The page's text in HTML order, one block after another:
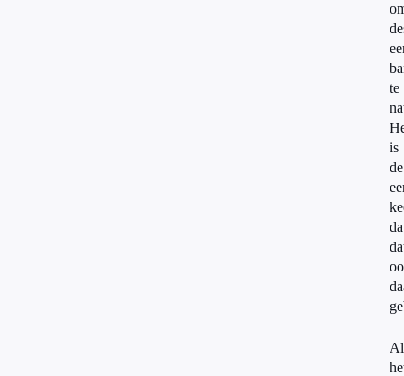
te
is
de
Al